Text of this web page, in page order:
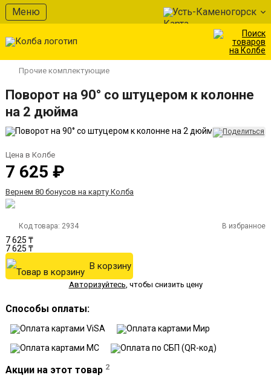
Меню Усть-Каменогорск
Прочие комплектующие
Поворот на 90° со штуцером к колонне
на 2 дюйма
Цена в Колбе
7 625 ₽
Вернем 80 бонусов на карту Колба
Код товара: 2934 В избранное
7 625 ₸
7 625 ₸
В корзину
Авторизуйтесь, чтобы снизить цену
Способы оплаты:
Акции на этот товар 2